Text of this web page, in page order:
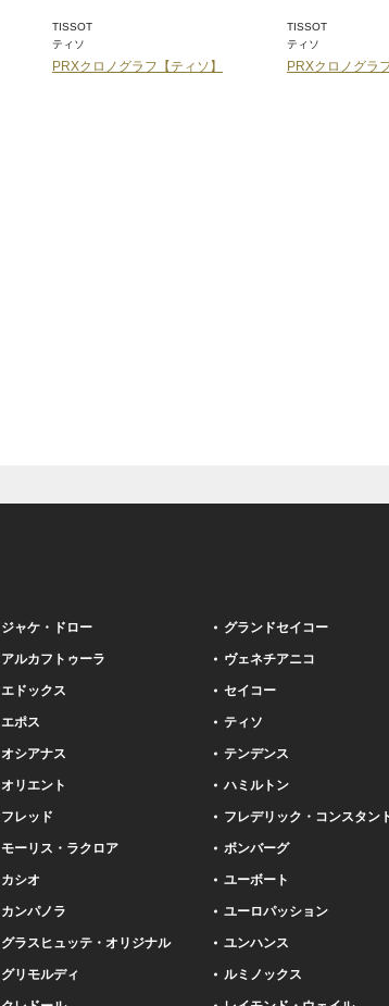
TISSOT
ティソ
PRXクロノグラフ【ティソ】
TISSOT
ティソ
PRXクロノグラ
ジャケ・ドロー
アルカフトゥーラ
エドックス
エポス
オシアナス
オリエント
フレッド
モーリス・ラクロア
カシオ
カンパノラ
グラスヒュッテ・オリジナル
グリモルディ
グランドセイコー
ヴェネチアニコ
セイコー
ティソ
テンデンス
ハミルトン
フレデリック・コンスタン
ボンバーグ
ユーボート
ユーロパッション
ユンハンス
ルミノックス